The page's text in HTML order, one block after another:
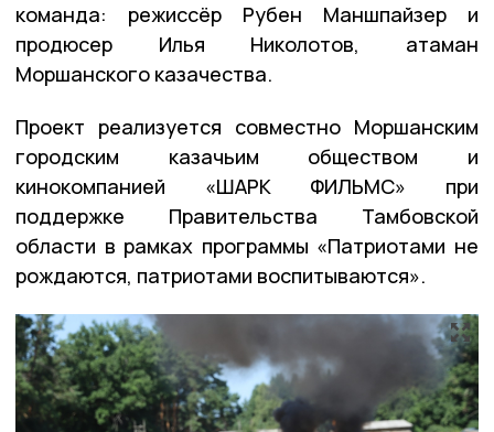
команда: режиссёр Рубен Маншпайзер и
продюсер Илья Николотов, атаман
Моршанского казачества.
Проект реализуется совместно Моршанским
городским казачьим обществом и
кинокомпанией «ШАРК ФИЛЬМС» при
поддержке Правительства Тамбовской
области в рамках программы «Патриотами не
рождаются, патриотами воспитываются».